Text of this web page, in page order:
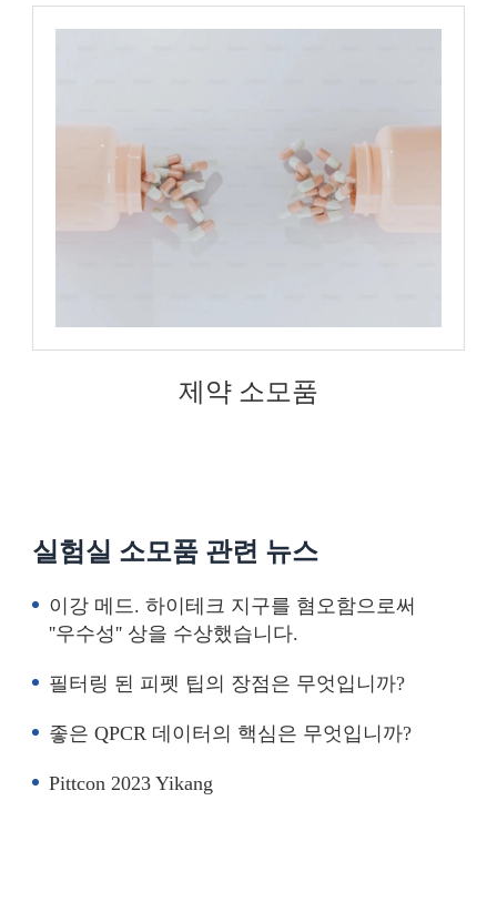
제약 소모품
실험실 소모품 관련 뉴스
이강 메드. 하이테크 지구를 혐오함으로써
''우수성'' 상을 수상했습니다.
필터링 된 피펫 팁의 장점은 무엇입니까?
좋은 QPCR 데이터의 핵심은 무엇입니까?
Pittcon 2023 Yikang